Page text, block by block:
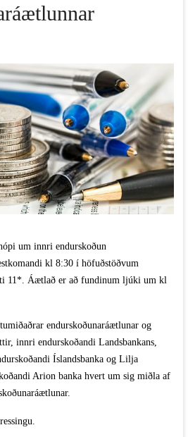
um innri endurskoðun
kl 8:30 í höfuðstöðvum
11*. Áætlað er að fundinum ljúki um kl
endurskoðunaráætlunar og
innri endurskoðandi Landsbankans,
Íslandsbanka og Lilja
Arion banka hvert um sig miðla af